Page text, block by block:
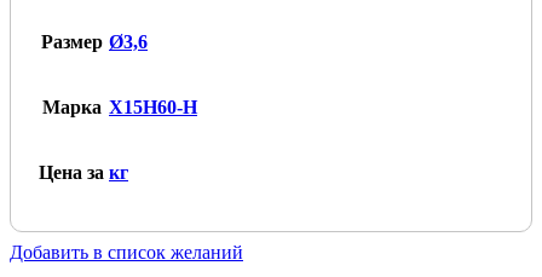
90
Размер Ø3,6
Марка Х15Н60-Н
Цена за кг
Добавить в список желаний